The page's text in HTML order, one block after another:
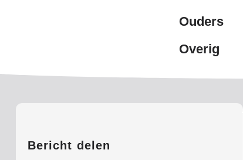
Ouders
Overig
Bericht delen